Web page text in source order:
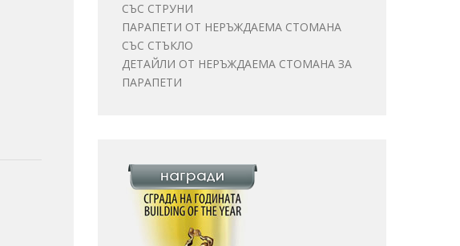
СЪС СТРУНИ
ПАРАПЕТИ ОТ НЕРЪЖДАЕМА СТОМАНА
СЪС СТЪКЛО
ДЕТАЙЛИ ОТ НЕРЪЖДАЕМА СТОМАНА ЗА
ПАРАПЕТИ